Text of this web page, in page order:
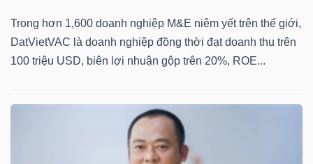
Trong hơn 1,600 doanh nghiệp M&E niêm yết trên thế giới,
DatVietVAC là doanh nghiệp đồng thời đạt doanh thu trên
100 triệu USD, biên lợi nhuận gộp trên 20%, ROE...